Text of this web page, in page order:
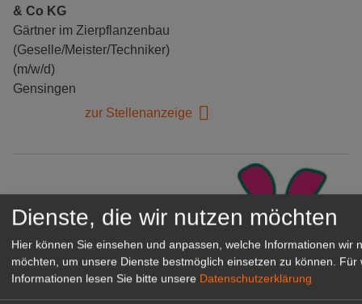
& Co KG
Gärtner im Zierpflanzenbau
(Geselle/Meister/Techniker)
(m/w/d)
Gensingen
zur Stellenanzeige
Dienste, die wir nutzen möchten
Hier können Sie einsehen und anpassen, welche Informationen wir
möchten, um unsere Dienste bestmöglich einsetzen zu können. Für
Informationen lesen Sie bitte unsere Datenschutzerklärung